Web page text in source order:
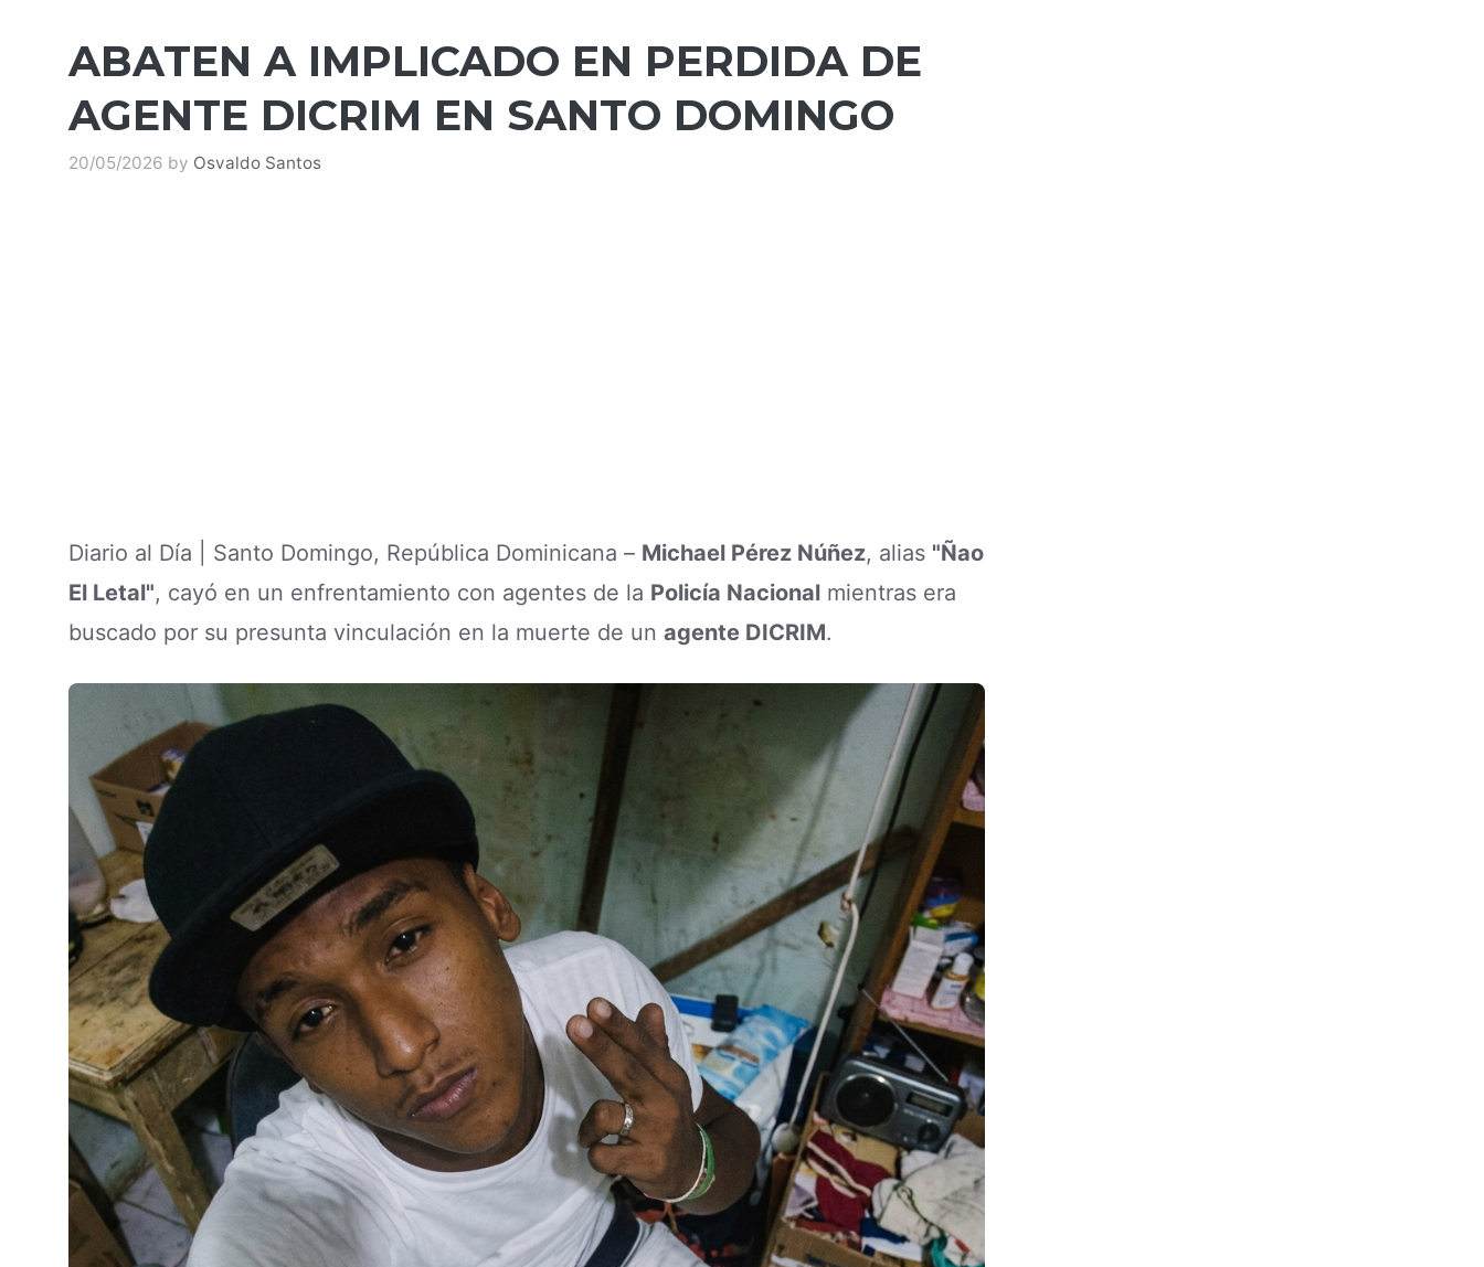
ABATEN A IMPLICADO EN PERDIDA DE
AGENTE DICRIM EN SANTO DOMINGO
20/05/2026 by Osvaldo Santos
Diario al Día | Santo Domingo, República Dominicana – Michael Pérez Núñez, alias "Ñao
El Letal", cayó en un enfrentamiento con agentes de la Policía Nacional mientras era
buscado por su presunta vinculación en la muerte de un agente DICRIM.